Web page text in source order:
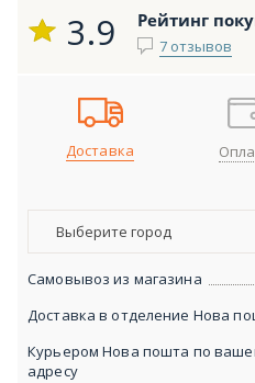
3.9 Рейтинг
7 отзывов
Доставка
Выберите город
Самовывоз из магазина
Доставка в отделение Нова
Курьером Нова пошта по
адресу